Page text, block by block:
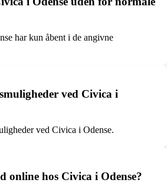
har kun åbent i de angivne
ved Civica i
ved Civica i Odense.
online hos Civica i Odense?